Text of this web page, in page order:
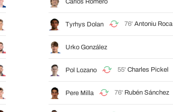
Carlos Romero
Tyrhys Dolan 76' Antoniu Roca
Urko González
Pol Lozano 55' Charles Pickel
Pere Milla 76' Rubén Sánchez